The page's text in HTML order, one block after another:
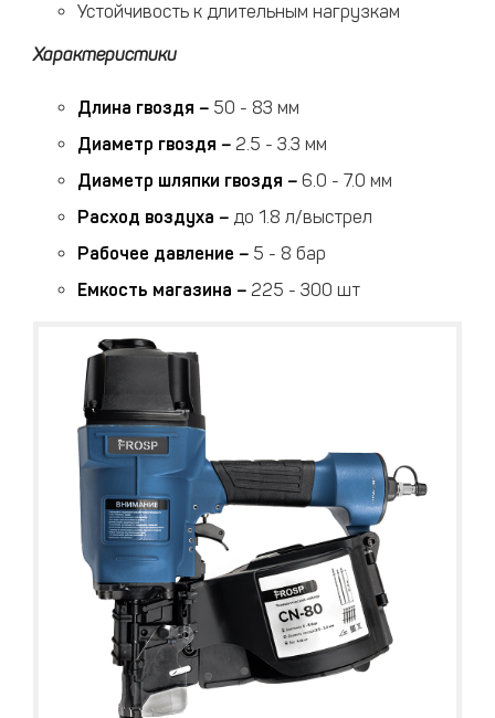
Устойчивость к длительным нагрузкам
Характеристики
Длина гвоздя – 50 - 83 мм
Диаметр гвоздя – 2.5 - 3.3 мм
Диаметр шляпки гвоздя – 6.0 - 7.0 мм
Расход воздуха – до 1.8 л/выстрел
Рабочее давление – 5 - 8 бар
Емкость магазина – 225 - 300 шт